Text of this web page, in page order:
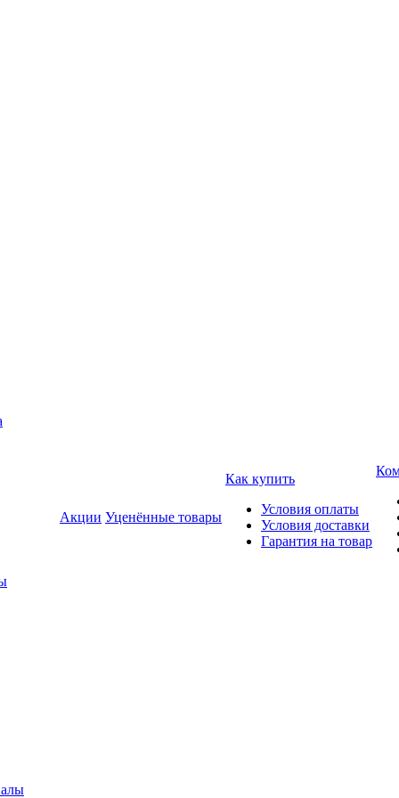
Акции Уценённые товары
Как купить
Условия оплаты
Условия доставки
Гарантия на товар